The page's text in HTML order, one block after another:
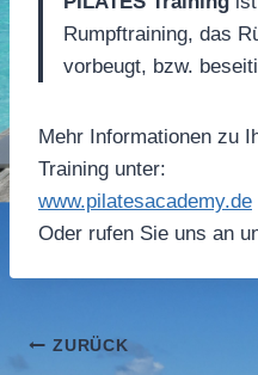
Rumpftraining, das
vorbeugt, bzw.
Mehr Informationen zu
Training unter:
www.pilatesacademy.de
Oder rufen Sie uns an
Beitragsnavigation
ZURÜCK